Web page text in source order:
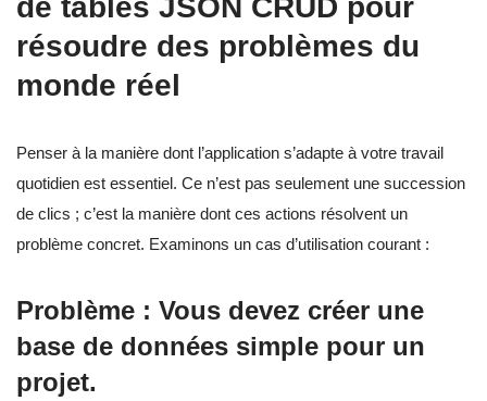
de tables JSON CRUD pour
résoudre des problèmes du
monde réel
Penser à la manière dont l’application s’adapte à votre travail
quotidien est essentiel. Ce n’est pas seulement une succession
de clics ; c’est la manière dont ces actions résolvent un
problème concret. Examinons un cas d’utilisation courant :
Problème : Vous devez créer une
base de données simple pour un
projet.